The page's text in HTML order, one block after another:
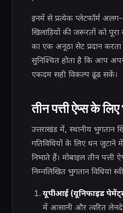
इनमें से प्रत्येक प्लेटफॉर्म
खिलाड़ियों की जरूरतों को
का एक अनूठा सेट प्रदान
सुनिश्चित होता है कि आप
एकदम सही विकल्प ढूंढ सकें।
तीन पत्ती ऐप्स के
उत्तराखंड में, स्थानीय भुगतान
गतिविधियों के लिए धन जुटाने
निभाते हैं। मोबाइल तीन पत्ती
निम्नलिखित भुगतान विधियां
यूपीआई (यूनिफाइड
में आसानी और त्वरित